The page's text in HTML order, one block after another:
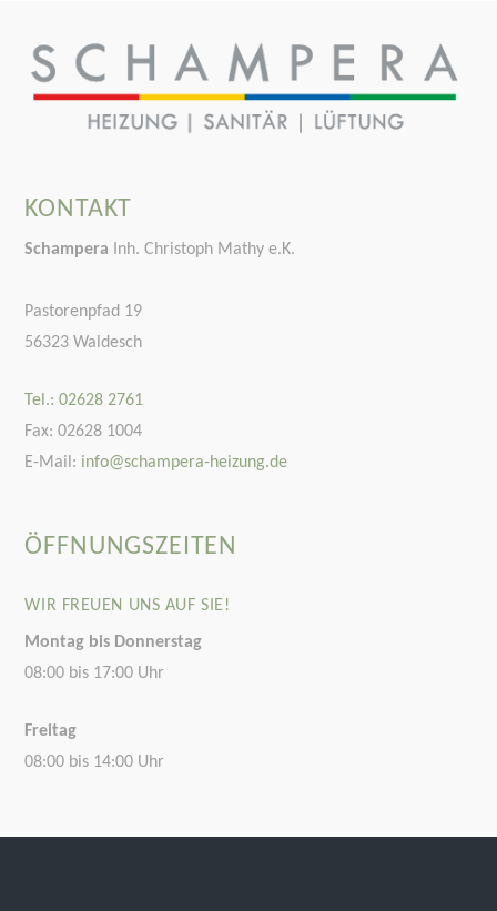
KONTAKT
Schampera Inh. Christoph Mathy e.K.
Pastorenpfad 19
56323 Waldesch
Tel.: 02628 2761
Fax: 02628 1004
E-Mail: info@schampera-heizung.de
ÖFFNUNGSZEITEN
WIR FREUEN UNS AUF SIE!
Montag bis Donnerstag
08:00 bis 17:00 Uhr
Freitag
08:00 bis 14:00 Uhr